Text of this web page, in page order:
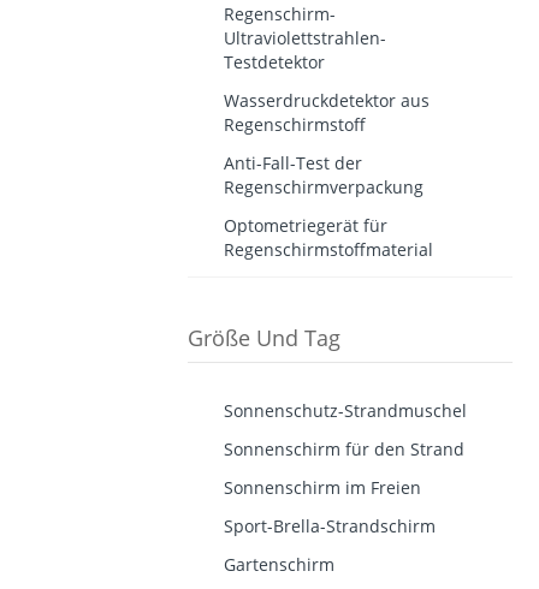
Regenschirm-
Ultraviolettstrahlen-
Testdetektor
Wasserdruckdetektor aus
Regenschirmstoff
Anti-Fall-Test der
Regenschirmverpackung
Optometriegerät für
Regenschirmstoffmaterial
Größe Und Tag
Sonnenschutz-Strandmuschel
Sonnenschirm für den Strand
Sonnenschirm im Freien
Sport-Brella-Strandschirm
Gartenschirm